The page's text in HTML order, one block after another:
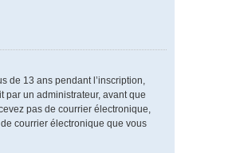
de 13 ans pendant l’inscription,
par un administrateur, avant que
pas de courrier électronique,
courrier électronique que vous